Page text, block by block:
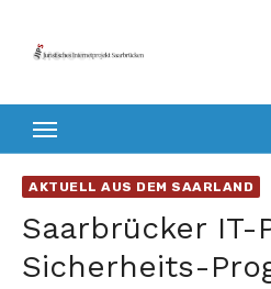
Inhalt
AKTUELL AUS DEM SAARLAND
Saarbrücker IT-
Sicherheits-